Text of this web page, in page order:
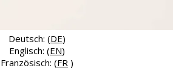
Deutsch: (DE)
Englisch: (EN)
Französisch: (FR )